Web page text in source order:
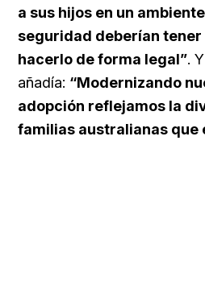
a sus hijos en un
seguridad deberían tener
hacerlo de forma legal”. Y
añadía: “Modernizando
adopción reflejamos la
familias australianas que